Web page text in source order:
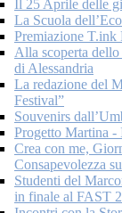
Il 25 Aprile delle
La Scuola
Premiazione T.ink
Alla scoperta
di Alessandria
La redazione del
Festival”
Souvenirs
Progetto Martina -
Crea con me,
Consapevolezza
Studenti del
in finale al FAST